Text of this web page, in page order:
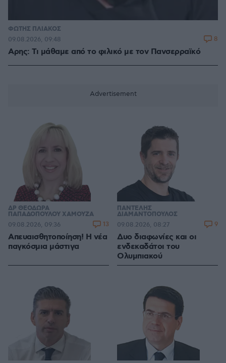
ΦΩΤΗΣ ΠΛΙΑΚΟΣ
Αρης: Τι μάθαμε από το φιλικό με τον Πανσερραϊκό
09.08.2026, 09:48 8
ΔΡ ΘΕΟΔΩΡΑ
ΠΑΠΑΔΟΠΟΥΛΟΥ ΧΑΜΟΥΖΑ
Απευαισθητοποίηση! Η νέα
παγκόσμια μάστιγα
09.08.2026, 09:36 13
ΠΑΝΤΕΛΗΣ
ΔΙΑΜΑΝΤΟΠΟΥΛΟΣ
Δυο διαφωνίες και οι
ενδεκαδάτοι του
Ολυμπιακού
09.08.2026, 08:27 9